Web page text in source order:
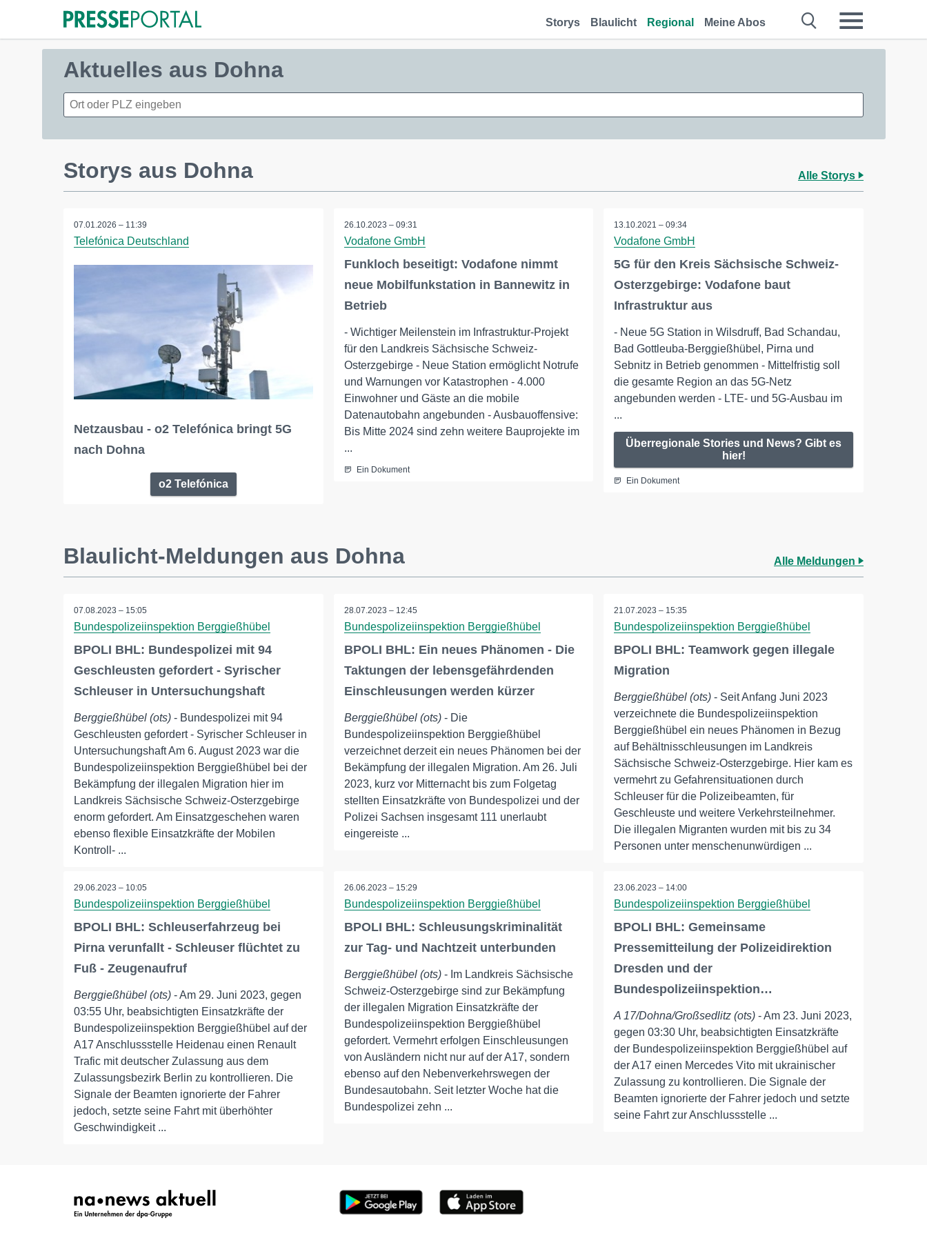
Storys Blaulicht Regional Meine Abos
Aktuelles aus Dohna
Storys aus Dohna Alle Storys
07.01.2026 – 11:39
Telefónica Deutschland
Netzausbau - o2 Telefónica bringt 5G
nach Dohna
o2 Telefónica
26.10.2023 – 09:31
Vodafone GmbH
Funkloch beseitigt: Vodafone nimmt
neue Mobilfunkstation in Bannewitz in
Betrieb
- Wichtiger Meilenstein im Infrastruktur-Projekt
für den Landkreis Sächsische Schweiz-
Osterzgebirge - Neue Station ermöglicht Notrufe
und Warnungen vor Katastrophen - 4.000
Einwohner und Gäste an die mobile
Datenautobahn angebunden - Ausbauoffensive:
Bis Mitte 2024 sind zehn weitere Bauprojekte im
...
Ein Dokument
13.10.2021 – 09:34
Vodafone GmbH
5G für den Kreis Sächsische Schweiz-
Osterzgebirge: Vodafone baut
Infrastruktur aus
- Neue 5G Station in Wilsdruff, Bad Schandau,
Bad Gottleuba-Berggießhübel, Pirna und
Sebnitz in Betrieb genommen - Mittelfristig soll
die gesamte Region an das 5G-Netz
angebunden werden - LTE- und 5G-Ausbau im
...
Überregionale Stories und News? Gibt es
hier!
Ein Dokument
Blaulicht-Meldungen aus Dohna Alle Meldungen
07.08.2023 – 15:05
Bundespolizeiinspektion Berggießhübel
BPOLI BHL: Bundespolizei mit 94
Geschleusten gefordert - Syrischer
Schleuser in Untersuchungshaft
Berggießhübel (ots) - Bundespolizei mit 94
Geschleusten gefordert - Syrischer Schleuser in
Untersuchungshaft Am 6. August 2023 war die
Bundespolizeiinspektion Berggießhübel bei der
Bekämpfung der illegalen Migration hier im
Landkreis Sächsische Schweiz-Osterzgebirge
enorm gefordert. Am Einsatzgeschehen waren
ebenso flexible Einsatzkräfte der Mobilen
Kontroll- ...
28.07.2023 – 12:45
Bundespolizeiinspektion Berggießhübel
BPOLI BHL: Ein neues Phänomen - Die
Taktungen der lebensgefährdenden
Einschleusungen werden kürzer
Berggießhübel (ots)- Die
Bundespolizeiinspektion Berggießhübel
verzeichnet derzeit ein neues Phänomen bei der
Bekämpfung der illegalen Migration. Am 26. Juli
2023, kurz vor Mitternacht bis zum Folgetag
stellten Einsatzkräfte von Bundespolizei und der
Polizei Sachsen insgesamt 111 unerlaubt
eingereiste ...
21.07.2023 – 15:35
Bundespolizeiinspektion Berggießhübel
BPOLI BHL: Teamwork gegen illegale
Migration
Berggießhübel (ots) - Seit Anfang Juni 2023
verzeichnete die Bundespolizeiinspektion
Berggießhübel ein neues Phänomen in Bezug
auf Behältnisschleusungen im Landkreis
Sächsische Schweiz-Osterzgebirge. Hier kam es
vermehrt zu Gefahrensituationen durch
Schleuser für die Polizeibeamten, für
Geschleuste und weitere Verkehrsteilnehmer.
Die illegalen Migranten wurden mit bis zu 34
Personen unter menschenunwürdigen ...
29.06.2023 – 10:05
Bundespolizeiinspektion Berggießhübel
BPOLI BHL: Schleuserfahrzeug bei
Pirna verunfallt - Schleuser flüchtet zu
Fuß - Zeugenaufruf
Berggießhübel (ots) - Am 29. Juni 2023, gegen
03:55 Uhr, beabsichtigten Einsatzkräfte der
Bundespolizeiinspektion Berggießhübel auf der
A17 Anschlussstelle Heidenau einen Renault
Trafic mit deutscher Zulassung aus dem
Zulassungsbezirk Berlin zu kontrollieren. Die
Signale der Beamten ignorierte der Fahrer
jedoch, setzte seine Fahrt mit überhöhter
Geschwindigkeit ...
26.06.2023 – 15:29
Bundespolizeiinspektion Berggießhübel
BPOLI BHL: Schleusungskriminalität
zur Tag- und Nachtzeit unterbunden
Berggießhübel (ots)- Im Landkreis Sächsische
Schweiz-Osterzgebirge sind zur Bekämpfung
der illegalen Migration Einsatzkräfte der
Bundespolizeiinspektion Berggießhübel
gefordert. Vermehrt erfolgen Einschleusungen
von Ausländern nicht nur auf der A17, sondern
ebenso auf den Nebenverkehrswegen der
Bundesautobahn. Seit letzter Woche hat die
Bundespolizei zehn ...
23.06.2023 – 14:00
Bundespolizeiinspektion Berggießhübel
BPOLI BHL: Gemeinsame
Pressemitteilung der Polizeidirektion
Dresden und der
Bundespolizeiinspektion…
A 17/Dohna/Großsedlitz (ots) - Am 23. Juni 2023,
gegen 03:30 Uhr, beabsichtigten Einsatzkräfte
der Bundespolizeiinspektion Berggießhübel auf
der A17 einen Mercedes Vito mit ukrainischer
Zulassung zu kontrollieren. Die Signale der
Beamten ignorierte der Fahrer jedoch und setzte
seine Fahrt zur Anschlussstelle ...